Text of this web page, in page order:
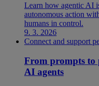
Learn how agentic AI
autonomous action
humans in control.
9. 3. 2026
Connect and support
From prompts to
AI agents